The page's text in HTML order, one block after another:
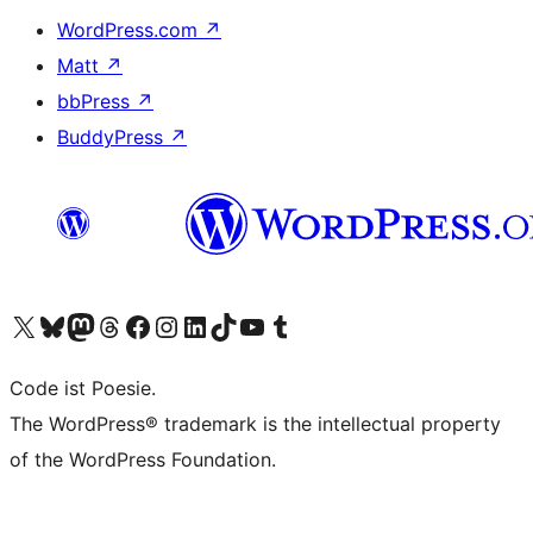
WordPress.com ↗
Matt ↗
bbPress ↗
BuddyPress ↗
Visit our X (formerly Twitter) account
Visit our Bluesky account
Visit our Mastodon account
Visit our Threads account
Visit our Facebook page
Visit our Instagram account
Visit our LinkedIn account
Visit our TikTok account
Visit our YouTube channel
Visit our Tumblr account
Code ist Poesie.
The WordPress® trademark is the intellectual property
of the WordPress Foundation.